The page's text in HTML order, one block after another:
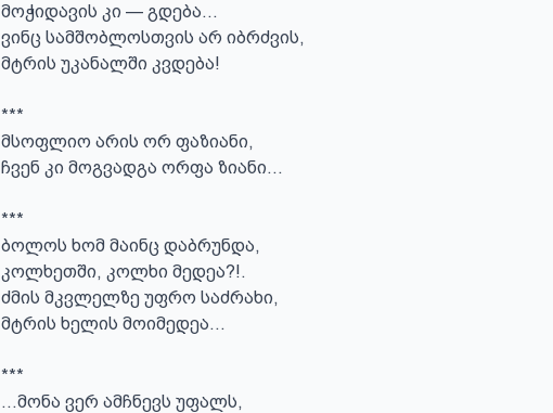
მოჭიდავის კი — გდება...
ვინც სამშობლოსთვის არ იბრძვის,
მტრის უკანალში კვდება!
***
მსოფლიო არის ორ ფაზიანი,
ჩვენ კი მოგვადგა ორფა ზიანი...
***
ბოლოს ხომ მაინც დაბრუნდა,
კოლხეთში, კოლხი მედეა?!.
ძმის მკვლელზე უფრო საძრახი,
მტრის ხელის მოიმედეა...
***
...მონა ვერ ამჩნევს უფალს,